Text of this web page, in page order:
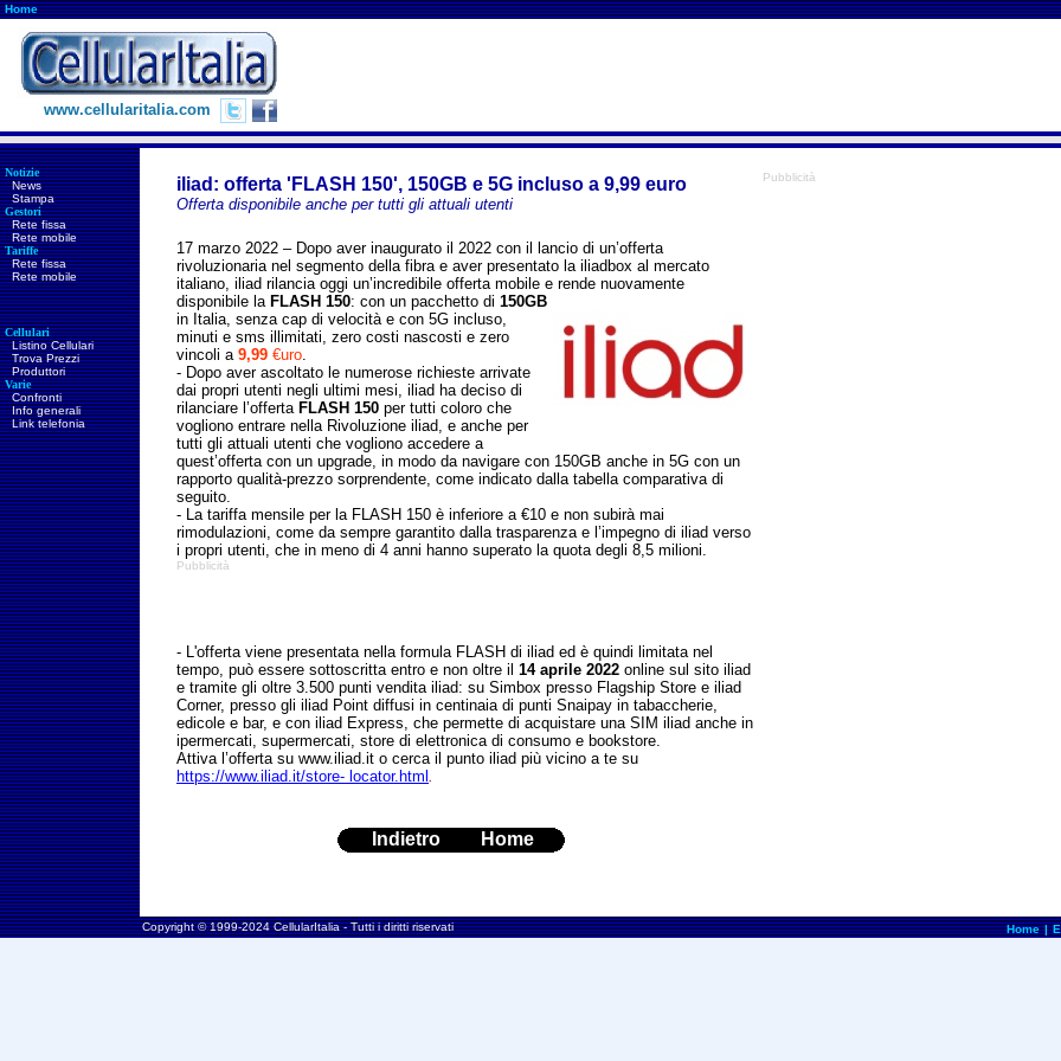
Home
www.cellularitalia.com
Notizie
News
Stampa
Gestori
Rete fissa
Rete mobile
Tariffe
Rete fissa
Rete mobile
Cellulari
Listino Cellulari
Trova Prezzi
Produttori
Varie
Confronti
Info generali
Link telefonia
iliad: offerta 'FLASH 150', 150GB e 5G incluso a 9,99 euro
Offerta disponibile anche per tutti gli attuali utenti
17 marzo 2022 – Dopo aver inaugurato il 2022 con il lancio di un’offerta
rivoluzionaria nel segmento della fibra e aver presentato la iliadbox al mercato
italiano, iliad rilancia oggi un’incredibile offerta mobile e rende nuovamente
disponibile la FLASH 150: con un pacchetto di 150GB
in Italia, senza cap di velocità e con 5G incluso,
minuti e sms illimitati, zero costi nascosti e zero
vincoli a 9,99 €uro.
- Dopo aver ascoltato le numerose richieste arrivate
dai propri utenti negli ultimi mesi, iliad ha deciso di
rilanciare l’offertaFLASH 150 per tutti coloro che
vogliono entrare nella Rivoluzione iliad, e anche per
tutti gli attuali utenti che vogliono accedere a
quest’offerta con un upgrade, in modo da navigare con 150GB anche in 5G con un
rapporto qualità-prezzo sorprendente, come indicato dalla tabella comparativa di
seguito.
- La tariffa mensile per la FLASH 150 è inferiore a €10 e non subirà mai
rimodulazioni, come da sempre garantito dalla trasparenza e l’impegno di iliad verso
i propri utenti, che in meno di 4 anni hanno superato la quota degli 8,5 milioni.
Pubblicità
- L'offerta viene presentata nella formula FLASH di iliad ed è quindi limitata nel
tempo, può essere sottoscritta entro e non oltre il 14 aprile 2022 online sul sito iliad
e tramite gli oltre 3.500 punti vendita iliad: su Simbox presso Flagship Store e iliad
Corner, presso gli iliad Point diffusi in centinaia di punti Snaipay in tabaccherie,
edicole e bar, e con iliad Express, che permette di acquistare una SIM iliad anche in
ipermercati, supermercati, store di elettronica di consumo e bookstore.
Attiva l’offerta su www.iliad.it o cerca il punto iliad più vicino a te su
https://www.iliad.it/store- locator.html .
Indietro Home
Pubblicità
Copyright © 1999-2024 CellularItalia - Tutti i diritti riservati Home |